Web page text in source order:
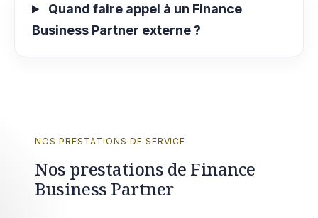
Quand faire appel à un Finance
Business Partner externe ?
NOS PRESTATIONS DE SERVICE
Nos prestations de Finance
Business Partner